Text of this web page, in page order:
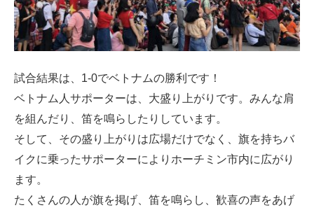
試合結果は、1-0でベトナムの勝利です！
ベトナム人サポーターは、大盛り上がりです。みんな肩
を組んだり、笛を鳴らしたりしています。
そして、その盛り上がりは広場だけでなく、旗を持ちバ
イクに乗ったサポーターによりホーチミン市内に広がり
ます。
たくさんの人が旗を掲げ、笛を鳴らし、歓喜の声をあげ